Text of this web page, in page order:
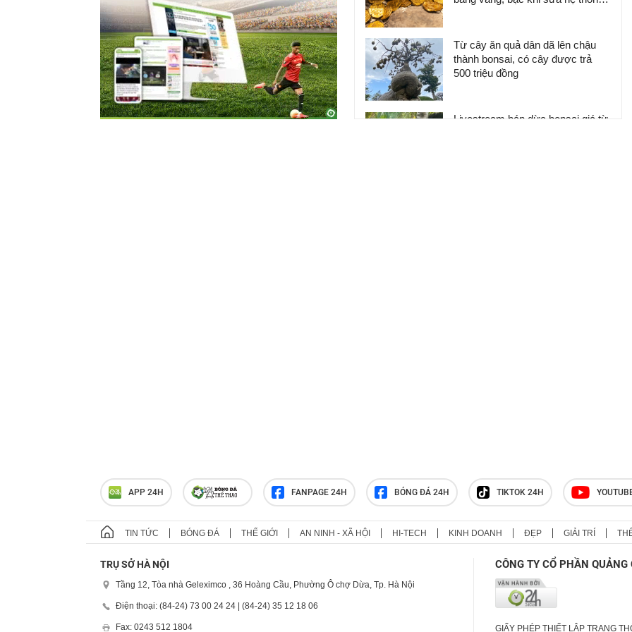
Từ cây ăn quả dân dã lên chậu
thành bonsai, có cây được trả
500 triệu đồng
Livestream bán dừa bonsai giá từ
APP 24H FANPAGE 24H BÓNG ĐÁ 24H TIKTOK 24H
TIN TỨC BÓNG ĐÁ THẾ GIỚI AN NINH - XÃ HỘI HI-TECH KINH DOANH ĐẸP GIẢI TRÍ
TRỤ SỞ HÀ NỘI
Tầng 12, Tòa nhà Geleximco , 36 Hoàng Cầu, Phường Ô chợ Dừa, Tp. Hà Nội
Điện thoại: (84-24) 73 00 24 24 | (84-24) 35 12 18 06
Fax: 0243 512 1804
CÔNG TY CỔ PHẦN
GIẤY PHÉP THIẾT LẬP TRANG